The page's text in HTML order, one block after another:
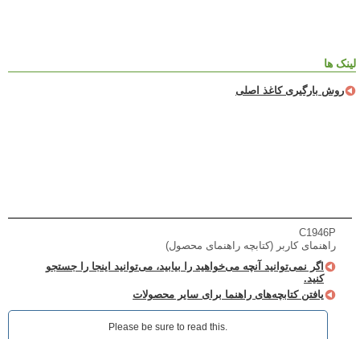
لینک ها
روش بارگیری کاغذ اصلی
C1946P
راهنمای کاربر (کتابچه راهنمای محصول)
اگر نمی‌توانید آنچه می‌خواهید را بیابید، می‌توانید اینجا را جستجو
کنید.
یافتن کتابچه‌های راهنما برای سایر محصولات
Please be sure to read this.‎